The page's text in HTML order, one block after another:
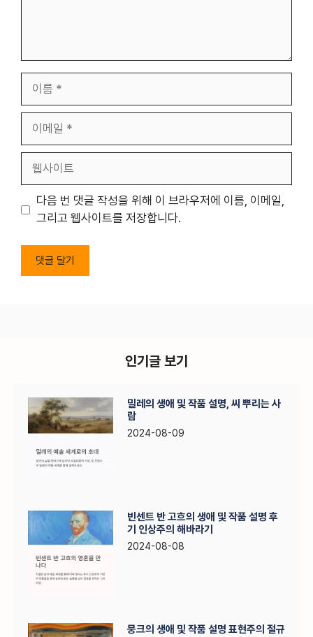
일
트
다음 번 댓글 작성을 위해 이 브라우저에 이름, 이메일,
그리고 웹사이트를 저장합니다.
인기글 보기
밀레의 생애 및 작품 설명, 씨 뿌리는 사
람
2024-08-09
빈센트 반 고흐의 생애 및 작품 설명 후
기 인상주의 해바라기
2024-08-08
뭉크의 생애 및 작품 설명 표현주의 절규